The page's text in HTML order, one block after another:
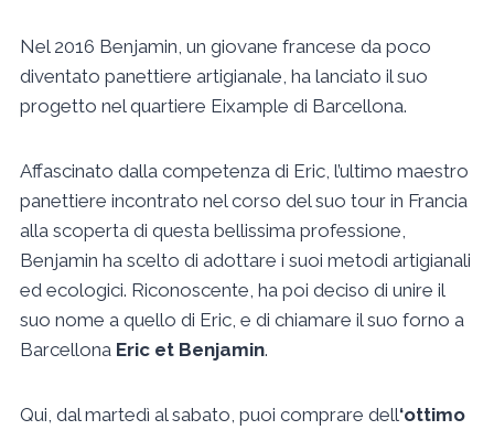
Nel 2016 Benjamin, un giovane francese da poco
diventato panettiere artigianale, ha lanciato il suo
progetto nel quartiere Eixample di Barcellona.
Affascinato dalla competenza di Eric, l’ultimo maestro
panettiere incontrato nel corso del suo tour in Francia
alla scoperta di questa bellissima professione,
Benjamin ha scelto di adottare i suoi metodi artigianali
ed ecologici. Riconoscente, ha poi deciso di unire il
suo nome a quello di Eric, e di chiamare il suo forno a
Barcellona Eric et Benjamin.
Qui, dal martedì al sabato, puoi comprare dell‘ottimo